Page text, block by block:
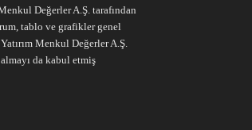
Değerler A.Ş. tarafından
tablo ve grafikler genel
Menkul Değerler A.Ş.
da kabul etmiş